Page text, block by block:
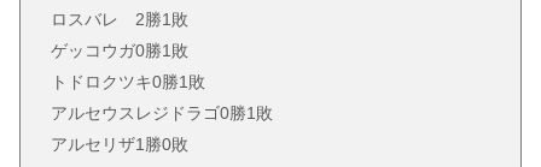
ロスバレ 2勝1敗
ゲッコウガ0勝1敗
トドロクツキ0勝1敗
アルセウスレジドラゴ0勝1敗
アルセリザ1勝0敗